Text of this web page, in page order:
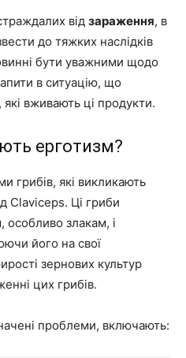
від зараження, в
до тяжких наслідків
бути уважними щодо
в ситуацію, що
вживають ці продукти.
ерготизм?
грибів, які викликають
Claviceps. Ці гриби
злакам, і
його на свої
зернових культур
цих грибів.
проблеми, включають: